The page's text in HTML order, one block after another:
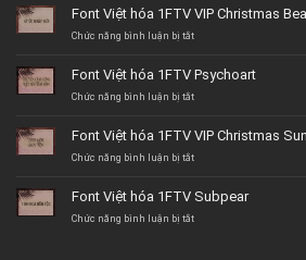
Font Việt hóa 1FTV VIP Christmas
Chức năng bình luận bị tắtở
hóa
1FTV
Beach
Font Việt hóa 1FTV Psychoart
Chức năng bình luận bị tắtở
hóa
1FTV
Font Việt hóa 1FTV VIP Christmas
Chức năng bình luận bị tắtở
hóa
1FTV
Font Việt hóa 1FTV Subpear
Chức năng bình luận bị tắtở